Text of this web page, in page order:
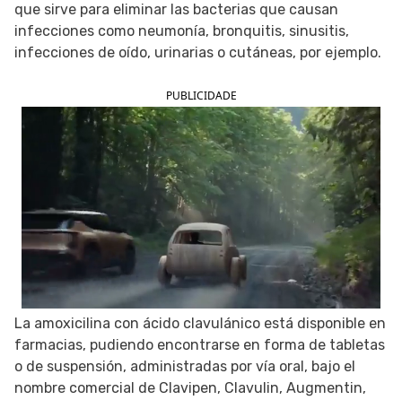
que sirve para eliminar las bacterias que causan
infecciones como neumonía, bronquitis, sinusitis,
infecciones de oído, urinarias o cutáneas, por ejemplo.
PUBLICIDADE
La amoxicilina con ácido clavulánico está disponible en
farmacias, pudiendo encontrarse en forma de tabletas
o de suspensión, administradas por vía oral, bajo el
nombre comercial de Clavipen, Clavulin, Augmentin,